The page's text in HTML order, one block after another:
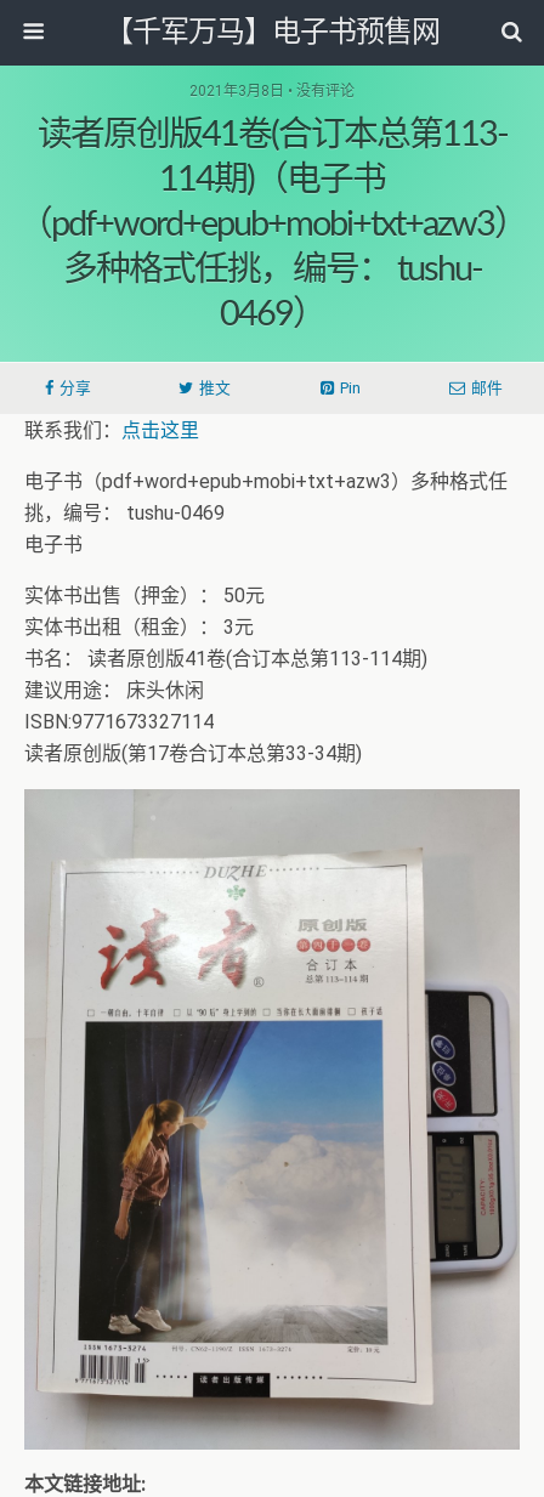
【千军万马】电子书预售网
2021年3月8日 • 没有评论
读者原创版41卷(合订本总第113-
114期)（电子书
（pdf+word+epub+mobi+txt+azw3）
多种格式任挑，编号： tushu-
0469）
分享 推文 Pin 邮件
联系我们： 点击这里
电子书（pdf+word+epub+mobi+txt+azw3）多种格式任
挑，编号： tushu-0469
电子书
实体书出售（押金）： 50元
实体书出租（租金）： 3元
书名： 读者原创版41卷(合订本总第113-114期)
建议用途： 床头休闲
ISBN:9771673327114
读者原创版(第17卷合订本总第33-34期)
本文链接地址: